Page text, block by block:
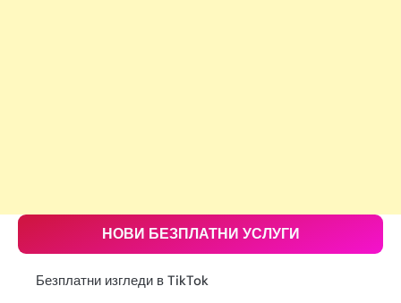
НОВИ БЕЗПЛАТНИ УСЛУГИ
Безплатни изгледи в TikTok